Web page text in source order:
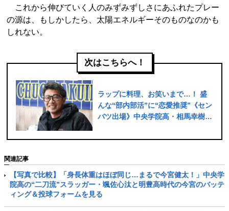
これから伸びていく人のみずみずしさにあふれたプレー
の源は、もしかしたら、太陽エネルギーそのものなのかも
しれない。
次はこちらへ！
ラップに料理、お笑いまで…！ 盛
んな“部内部活”に“恋愛推奨”《セン
バツ出場》中央学院高・相馬幸樹監
球」
関連記事
【写真で比較】「身長体重はほぼ同じ…まるで今宮健太！」中央学
院高の“二刀流”スラッガー・颯佐心汰と明豊高時代の今宮のバッテ
ィング＆投球フォームを見る